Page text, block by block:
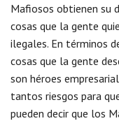
Mafiosos obtienen su
cosas que la gente
ilegales. En términos
cosas que la gente
son héroes
tantos riesgos para
pueden decir que los